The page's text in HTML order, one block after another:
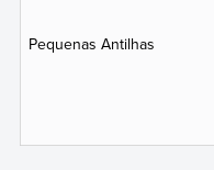
Pequenas Antilhas